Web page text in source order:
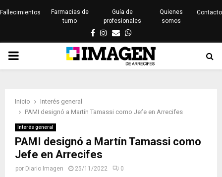
Fallecimientos
Farmacias de
turno
Guía de
profesionales
Quienes
somos
Contacto
Facebook
Instagram
EmailWhatsapp
PRIMARY
Inicio
Interés general
PAMI designó a Martín Tamassi como Jefe en Arrecifes
Interés general
PAMI designó a Martín Tamassi como
Jefe en Arrecifes
por Diario Imagen 25/11/2022 0